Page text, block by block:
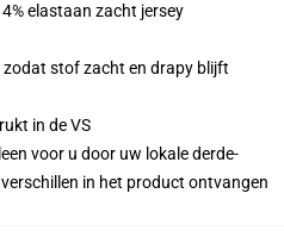
elastaan zacht jersey
stof zacht en drapy blijft
in de VS
voor u door uw lokale derde-
in het product ontvangen